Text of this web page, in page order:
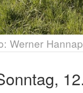
Werner